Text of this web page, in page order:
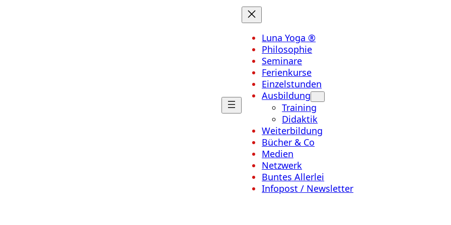
Luna Yoga ®
Philosophie
Seminare
Ferienkurse
Einzelstunden
Ausbildung
Training
Didaktik
Weiterbildung
Bücher & Co
Medien
Netzwerk
Buntes Allerlei
Infopost / Newsletter